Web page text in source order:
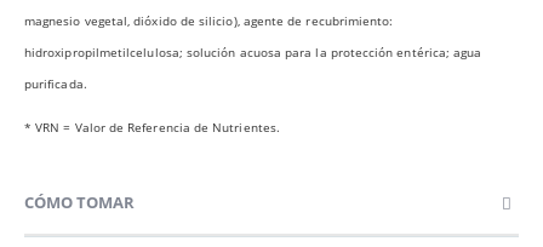
magnesio vegetal, dióxido de silicio), agente de recubrimiento:
hidroxipropilmetilcelulosa; solución acuosa para la protección entérica; agua
purificada.
* VRN = Valor de Referencia de Nutrientes.
CÓMO TOMAR